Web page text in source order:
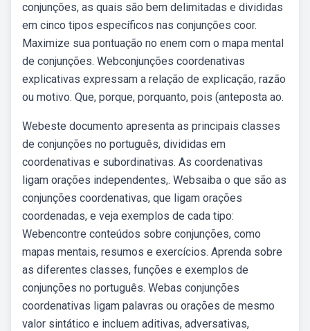
conjunções, as quais são bem delimitadas e divididas
em cinco tipos específicos nas conjunções coor.
Maximize sua pontuação no enem com o mapa mental
de conjunções. Webconjunções coordenativas
explicativas expressam a relação de explicação, razão
ou motivo. Que, porque, porquanto, pois (anteposta ao.
Webeste documento apresenta as principais classes
de conjunções no português, divididas em
coordenativas e subordinativas. As coordenativas
ligam orações independentes,. Websaiba o que são as
conjunções coordenativas, que ligam orações
coordenadas, e veja exemplos de cada tipo:
Webencontre conteúdos sobre conjunções, como
mapas mentais, resumos e exercícios. Aprenda sobre
as diferentes classes, funções e exemplos de
conjunções no português. Webas conjunções
coordenativas ligam palavras ou orações de mesmo
valor sintático e incluem aditivas, adversativas,